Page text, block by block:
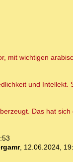
mit wichtigen
und
Das hat
, 12.06.2024,